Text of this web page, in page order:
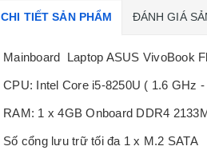
CHI TIẾT SẢN PHẨM ĐÁNH GIÁ
Mainboard Laptop ASUS VivoBook
CPU: Intel Core i5-8250U ( 1.6 GHz
RAM: 1 x 4GB Onboard DDR4
Số cổng lưu trữ tối đa 1 x M.2 SATA